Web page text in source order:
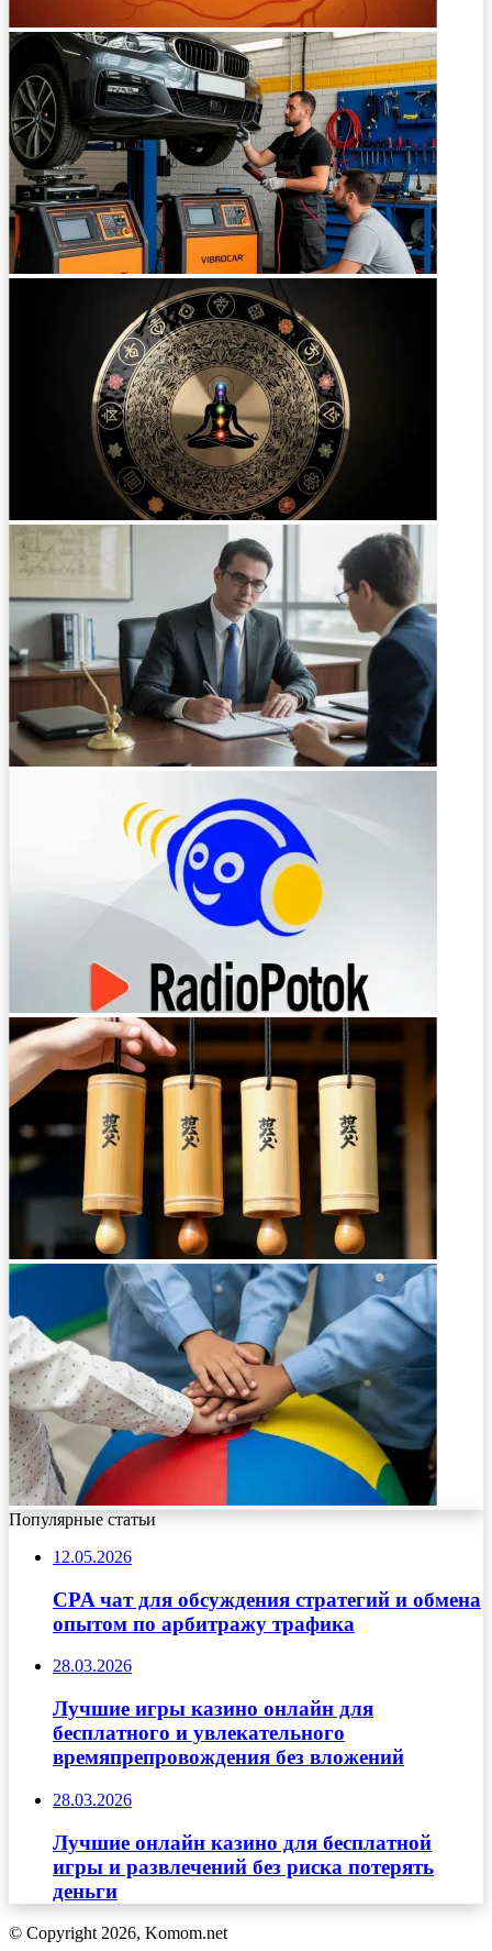
Популярные статьи
12.05.2026
CPA чат для обсуждения стратегий и обмена
опытом по арбитражу трафика
28.03.2026
Лучшие игры казино онлайн для
бесплатного и увлекательного
времяпрепровождения без вложений
28.03.2026
Лучшие онлайн казино для бесплатной
игры и развлечений без риска потерять
деньги
© Copyright 2026, Komom.net